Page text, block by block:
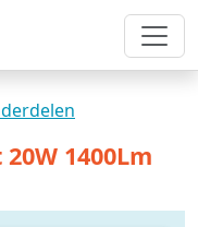
1400Lm